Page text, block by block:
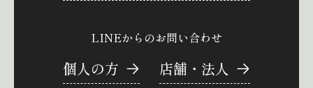
LINEからのお問い合わせ
個人の方 店舗・法人